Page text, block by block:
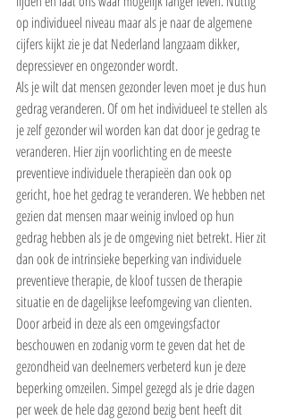
op individueel niveau maar als je naar de algemene
cijfers kijkt zie je dat Nederland langzaam dikker,
depressiever en ongezonder wordt.
Als je wilt dat mensen gezonder leven moet je dus hun
gedrag veranderen. Of om het individueel te stellen als
je zelf gezonder wil worden kan dat door je gedrag te
veranderen. Hier zijn voorlichting en de meeste
preventieve individuele therapieën dan ook op
gericht, hoe het gedrag te veranderen. We hebben net
gezien dat mensen maar weinig invloed op hun
gedrag hebben als je de omgeving niet betrekt. Hier zit
dan ook de intrinsieke beperking van individuele
preventieve therapie, de kloof tussen de therapie
situatie en de dagelijkse leefomgeving van clienten.
Door arbeid in deze als een omgevingsfactor
beschouwen en zodanig vorm te geven dat het de
gezondheid van deelnemers verbeterd kun je deze
beperking omzeilen. Simpel gezegd als je drie dagen
per week de hele dag gezond bezig bent heeft dit